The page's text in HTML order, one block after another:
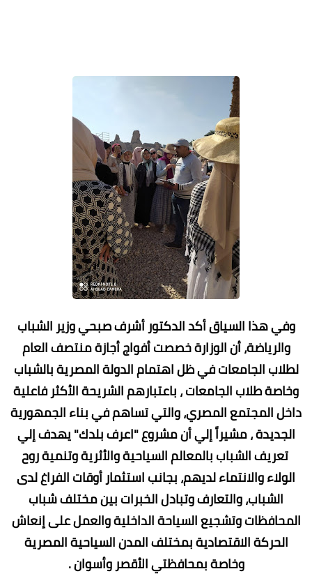
وفي هذا السياق أكد الدكتور أشرف صبحي وزير الشباب
والرياضة، أن الوزارة خصصت أفواج أجازة منتصف العام
لطلاب الجامعات في ظل اهتمام الدولة المصرية بالشباب
وخاصة طلاب الجامعات ، باعتبارهم الشريحة الأكثر فاعلية
داخل المجتمع المصري، والتي تساهم في بناء الجمهورية
الجديدة ، مشيراً إلي أن مشروع "اعرف بلدك" يهدف إلي
تعريف الشباب بالمعالم السياحية والأثرية وتنمية روح
الولاء والانتماء لديهم، بجانب استثمار أوقات الفراغ لدى
الشباب، والتعارف وتبادل الخبرات بين مختلف شباب
المحافظات وتشجيع السياحة الداخلية والعمل على إنعاش
الحركة الاقتصادية بمختلف المدن السياحية المصرية
وخاصة بمحافظتي الأقصر وأسوان .